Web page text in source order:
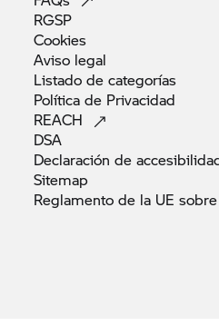
RGSP
Cookies
Aviso legal
Listado decategorías
Política de Privacidad
REACH
DSA
Declaración de
Sitemap
Reglamento de la UE sobre